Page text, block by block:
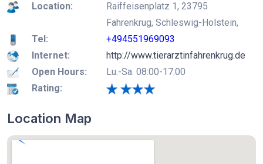
Location:
Raiffeisenplatz 1, 23795
Fahrenkrug, Schleswig-Holstein,
Tel:
+494551969093
Internet:
http://www.tierarztinfahrenkrug.de
Open Hours:
Lu.-Sa. 08:00-17:00
Rating:
Location Map